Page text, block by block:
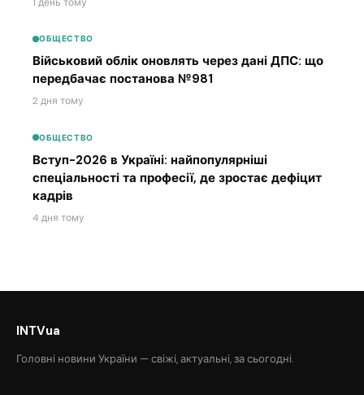
ОБЩЕСТВО
Військовий облік оновлять через дані ДПС: що
передбачає постанова №981
2 дня тому
ОБЩЕСТВО
Вступ-2026 в Україні: найпопулярніші
спеціальності та професії, де зростає дефіцит
кадрів
4 дня тому
INTVua
Головні новини України — свіжі, актуальні, за сьогодні.